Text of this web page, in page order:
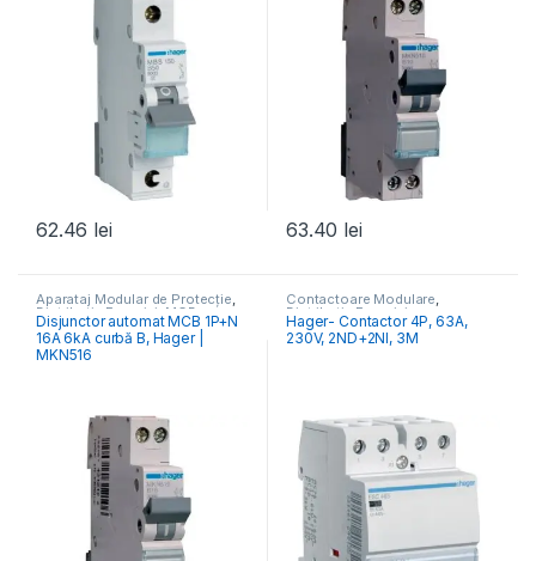
62.46 lei 63.40 lei
Aparataj Modular de Protecție,
Distribuția Energiei , MCB
Întrerupătoare Automate
Disjunctor automat MCB 1P+N
16A 6kA curbă B, Hager |
MKN516
Contactoare Modulare,
Distribuția Energiei
Hager- Contactor 4P, 63A,
230V, 2ND+2NI, 3M